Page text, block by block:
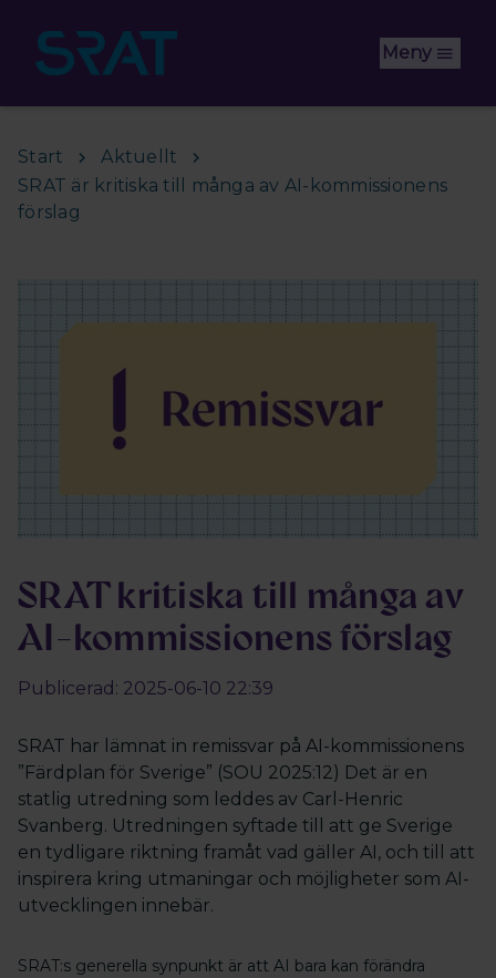
Meny
Start
Aktuellt
SRAT är kritiska till många av AI-kommissionens
förslag
SRAT kritiska till många av
AI-kommissionens förslag
Publicerad: 2025-06-10 22:39
SRAT har lämnat in remissvar på AI-kommissionens
”Färdplan för Sverige” (SOU 2025:12) Det är en
statlig utredning som leddes av Carl-Henric
Svanberg. Utredningen syftade till att ge Sverige
en tydligare riktning framåt vad gäller AI, och till att
inspirera kring utmaningar och möjligheter som AI-
utvecklingen innebär.
SRAT:s generella synpunkt är att AI bara kan förändra